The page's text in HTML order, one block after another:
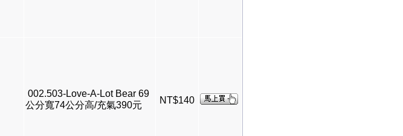
002.503-Love-A-Lot Bear 69
公分寬74公分高/充氣390元
NT$140